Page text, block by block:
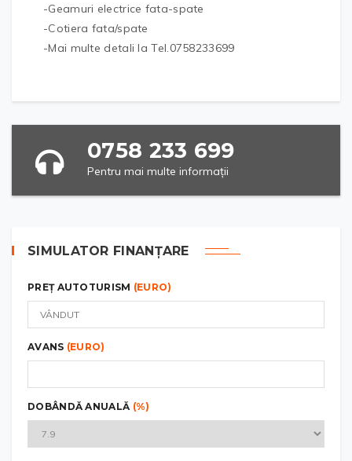
-Geamuri electrice fata-spate
-Cotiera fata/spate
-Mai multe detali la Tel.0758233699
0758 233 699
Pentru mai multe informații
SIMULATOR FINANȚARE
PREȚ AUTOTURISM (EURO)
AVANS (EURO)
DOBÂNDĂ ANUALĂ (%)